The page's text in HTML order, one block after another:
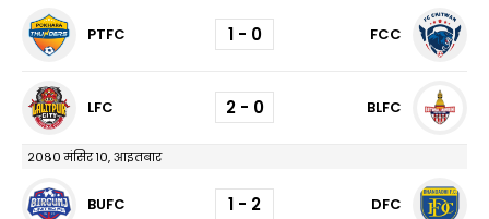
PTFC 1 - 0 FCC
LFC 2 - 0 BLFC
२०८० मंसिर १०, आइतबार
BUFC 1 - 2 DFC